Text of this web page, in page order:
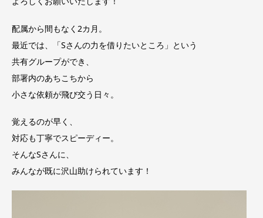
配属から間もなく2カ月。
最近では、「Sさんの力を借りたいところ」という
共有グループができ、
部署内のあちこちから
小さな依頼が飛び交う日々。
覚えるのが早く、
対応も丁寧でスピーディー。
そんなSさんに、
みんなが既に沢山助けられています！